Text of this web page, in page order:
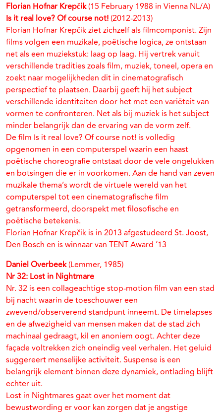
Florian Hofnar Krepčik(15 February 1988 in Vienna NL/A)
Is it real love? Of course not! (2012-2013)
Florian Hofnar Krepčik ziet zichzelf als filmcomponist. Zijn
films volgen een muzikale, poëtische logica, ze ontstaan
net als een muziekstuk: laag op laag. Hij vertrek vanuit
verschillende tradities zoals film, muziek, toneel, opera en
zoekt naar mogelijkheden dit in cinematografisch
perspectief te plaatsen. Daarbij geeft hij het subject
verschillende identiteiten door het met een variëteit van
vormen te confronteren. Net als bij muziek is het subject
minder belangrijk dan de ervaring van de vorm zelf.
De film Is it real love? Of course not! is volledig
opgenomen in een computerspel waarin een haast
poëtische choreografie ontstaat door de vele ongelukken
en botsingen die er in voorkomen. Aan de hand van zeven
muzikale thema’s wordt de virtuele wereld van het
computerspel tot een cinematografische film
getransformeerd, doorspekt met filosofische en
poëtische betekenis.
Florian Hofnar Krepčik is in 2013 afgestudeerd St. Joost,
Den Bosch en is winnaar van TENT Award ’13
Daniel Overbeek(Lemmer, 1985)
Nr 32: Lost in Nightmare
Nr. 32 is een collageachtige stop-motion film van een stad
bij nacht waarin de toeschouwer een
zwevend/observerend standpunt inneemt. De timelapses
en de afwezigheid van mensen maken dat de stad zich
machinaal gedraagt, kil en anoniem oogt. Achter deze
façade voltrekken zich oneindig veel verhalen. Het geluid
suggereert menselijke activiteit. Suspense is een
belangrijk element binnen deze dynamiek, ontlading blijft
echter uit.
Lost in Nightmares gaat over het moment dat
bewustwording er voor kan zorgen dat je angstige